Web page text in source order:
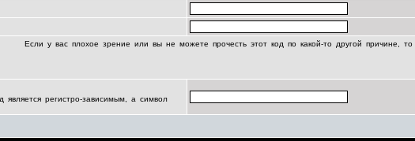
Если у вас плохое зрение или вы не можете прочесть этот код по какой-то другой причине,
является регистро-зависимым, а символ